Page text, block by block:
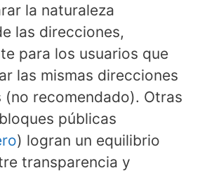
la naturaleza
las direcciones,
para los usuarios que
las mismas direcciones
(no recomendado). Otras
públicas
) logran un equilibrio
transparencia y